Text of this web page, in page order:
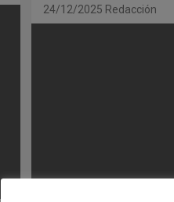
24/12/2025 Redacción